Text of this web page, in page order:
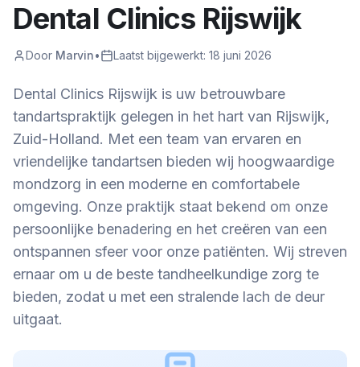
Dental Clinics Rijswijk
Door Marvin• Laatst bijgewerkt: 18 juni 2026
Dental Clinics Rijswijk is uw betrouwbare
tandartspraktijk gelegen in het hart van Rijswijk,
Zuid-Holland. Met een team van ervaren en
vriendelijke tandartsen bieden wij hoogwaardige
mondzorg in een moderne en comfortabele
omgeving. Onze praktijk staat bekend om onze
persoonlijke benadering en het creëren van een
ontspannen sfeer voor onze patiënten. Wij streven
ernaar om u de beste tandheelkundige zorg te
bieden, zodat u met een stralende lach de deur
uitgaat.